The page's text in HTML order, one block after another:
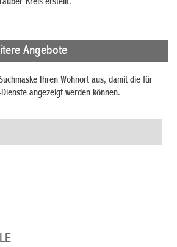
Kreis erstellt.
Angebote
Ihren Wohnort aus, damit die für
angezeigt werden können.